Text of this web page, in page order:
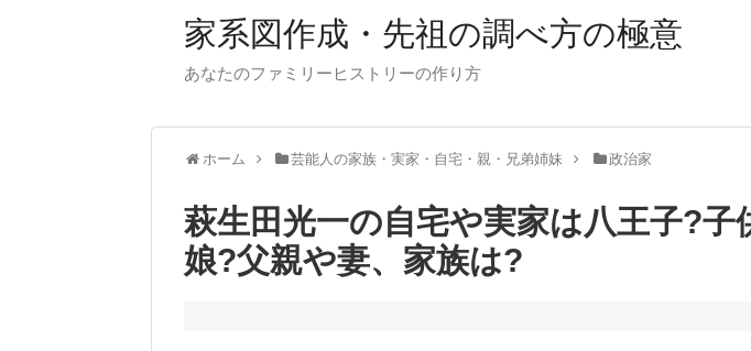
家系図作成・先祖の調べ方の極意
あなたのファミリーヒストリーの作り方
ホーム 芸能人の家族・実家・自宅・親・兄弟姉妹 政治家
萩生田光一の自宅や実家は八王子?子
娘?父親や妻、家族は?